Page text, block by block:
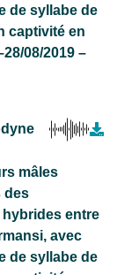
de syllabe de
captivité en
08/2019 –
mâles
des
entre
avec
de syllabe de